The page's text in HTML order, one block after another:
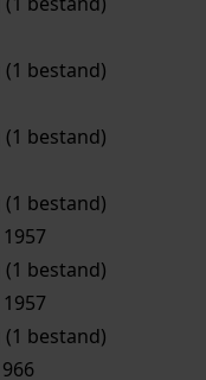
bestand)
bestand)
bestand)
bestand)
bestand)